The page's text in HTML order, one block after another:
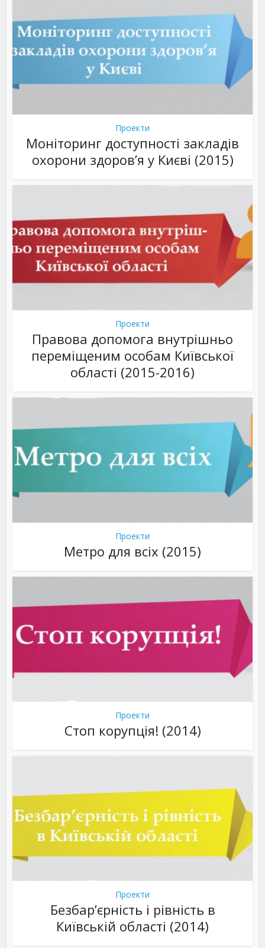
Проекти
Моніторинг доступності закладів
охорони здоров’я у Києві (2015)
Проекти
Правова допомога внутрішньо
переміщеним особам Київської
області (2015-2016)
Проекти
Метро для всіх (2015)
Проекти
Стоп корупція! (2014)
Проекти
Безбар’єрність і рівність в
Київській області (2014)